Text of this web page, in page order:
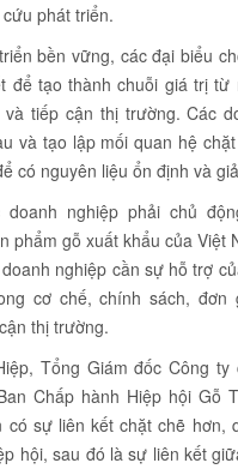
phát triển.
bền vững, các đại biểu
để tạo thành chuỗi giá trị từ
tiếp cận thị trường. Các
và tạo lập mối quan hệ
có nguyên liệu ổn định và
nghiệp phải chủ
phẩm gỗ xuất khẩu của Việt
nghiệp cần sự hỗ trợ
cơ chế, chính sách, đơn
thị trường.
Tổng Giám đốc Công ty
Chấp hành Hiệp hội Gỗ
có sự liên kết chặt chẽ hơn,
hội, sau đó là sự liên kết